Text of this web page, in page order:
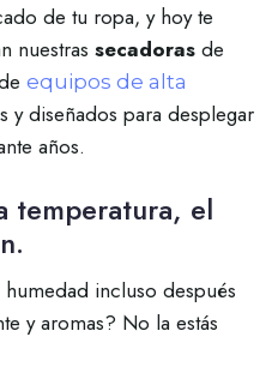
de tu ropa, y hoy te
nuestras secadoras de
equipos de alta
y diseñados para desplegar
años.
temperatura, el
incluso después
y aromas? No la estás